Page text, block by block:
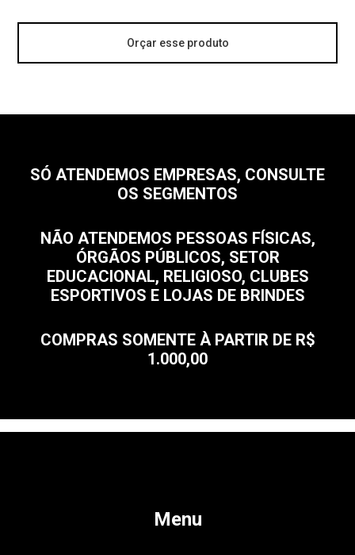
Orçar esse produto
SÓ ATENDEMOS EMPRESAS, CONSULTE
OS SEGMENTOS
NÃO ATENDEMOS PESSOAS FÍSICAS,
ÓRGÃOS PÚBLICOS, SETOR
EDUCACIONAL, RELIGIOSO, CLUBES
ESPORTIVOS E LOJAS DE BRINDES
COMPRAS SOMENTE À PARTIR DE R$
1.000,00
Menu